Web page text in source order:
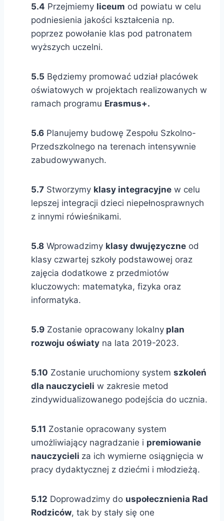
5.4 Przejmiemy liceum od powiatu w celu
podniesienia jakości kształcenia np.
poprzez powołanie klas pod patronatem
wyższych uczelni.
5.5 Będziemy promować udział placówek
oświatowych w projektach realizowanych w
ramach programu Erasmus+.
5.6 Planujemy budowę Zespołu Szkolno-
Przedszkolnego na terenach intensywnie
zabudowywanych.
5.7 Stworzymy klasy integracyjne w celu
lepszej integracji dzieci niepełnosprawnych
z innymi rówieśnikami.
5.8 Wprowadzimy klasy dwujęzyczne od
klasy czwartej szkoły podstawowej oraz
zajęcia dodatkowe z przedmiotów
kluczowych: matematyka, fizyka oraz
informatyka.
5.9 Zostanie opracowany lokalny plan
rozwoju oświaty na lata 2019-2023.
5.10 Zostanie uruchomiony system szkoleń
dla nauczycieli w zakresie metod
zindywidualizowanego podejścia do ucznia.
5.11 Zostanie opracowany system
umożliwiający nagradzanie i premiowanie
nauczycieli za ich wymierne osiągnięcia w
pracy dydaktycznej z dziećmi i młodzieżą.
5.12 Doprowadzimy do uspołecznienia Rad
Rodziców, tak by stały się one